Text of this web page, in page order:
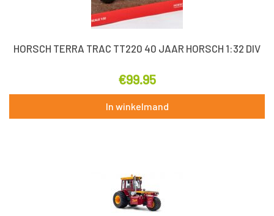
HORSCH TERRA TRAC TT220 40 JAAR HORSCH 1:32 DIV
€99.95
In winkelmand